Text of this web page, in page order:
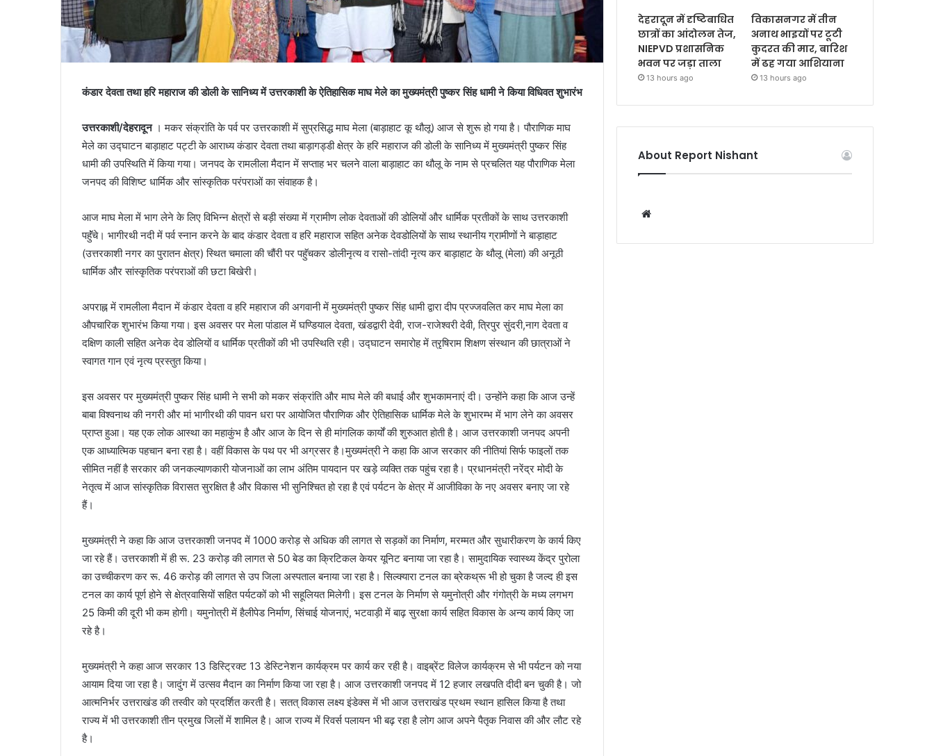
कंडार देवता तथा हरि महाराज की डोली के सानिध्य में उत्तरकाशी के ऐतिहासिक माघ मेले का मुख्यमंत्री पुष्कर सिंह धामी ने किया विधिवत शुभारंभ
उत्तरकाशी/देहरादून। मकर संक्रांति के पर्व पर उत्तरकाशी में सुप्रसिद्ध माघ मेला (बाड़ाहाट कू थौलू) आज से शुरू हो गया है। पौराणिक माघ
मेले का उद्घाटन बाड़ाहाट पट्टी के आराध्य कंडार देवता तथा बाड़ागड्डी क्षेत्र के हरि महाराज की डोली के सानिध्य में मुख्यमंत्री पुष्कर सिंह
धामी की उपस्थिति में किया गया। जनपद के रामलीला मैदान में सप्ताह भर चलने वाला बाड़ाहाट का थौलू के नाम से प्रचलित यह पौराणिक मेला
जनपद की विशिष्ट धार्मिक और सांस्कृतिक परंपराओं का संवाहक है।
आज माघ मेला में भाग लेने के लिए विभिन्न क्षेत्रों से बड़ी संख्या में ग्रामीण लोक देवताओं की डोलियों और धार्मिक प्रतीकों के साथ उत्तरकाशी
पहॅुंचे। भागीरथी नदी में पर्व स्नान करने के बाद कंडार देवता व हरि महाराज सहित अनेक देवडोलियों के साथ स्थानीय ग्रामीणों ने बाड़ाहाट
(उत्तरकाशी नगर का पुरातन क्षेत्र) स्थित चमाला की चौंरी पर पहॅुचकर डोलीनृत्य व रासो-तांदी नृत्य कर बाड़ाहाट के थौलू (मेला) की अनूठी
धार्मिक और सांस्कृतिक परंपराओं की छटा बिखेरी।
अपराह्न में रामलीला मैदान में कंडार देवता व हरि महाराज की अगवानी में मुख्यमंत्री पुष्कर सिंह धामी द्वारा दीप प्रज्जवलित कर माघ मेला का
औपचारिक शुभारंभ किया गया। इस अवसर पर मेला पांडाल में घण्डियाल देवता, खंडद्वारी देवी, राज-राजेश्वरी देवी, त्रिपुर सुंदरी,नाग देवता व
दक्षिण काली सहित अनेक देव डोलियों व धार्मिक प्रतीकों की भी उपस्थिति रही। उद्घाटन समारोह में त्रृषिराम शिक्षण संस्थान की छात्राओं ने
स्वागत गान एवं नृत्य प्रस्तुत किया।
इस अवसर पर मुख्यमंत्री पुष्कर सिंह धामी ने सभी को मकर संक्रांति और माघ मेले की बधाई और शुभकामनाएं दी। उन्होंने कहा कि आज उन्हें
बाबा विश्वनाथ की नगरी और मां भागीरथी की पावन धरा पर आयोजित पौराणिक और ऐतिहासिक धार्मिक मेले के शुभारम्भ में भाग लेने का अवसर
प्राप्त हुआ। यह एक लोक आस्था का महाकुंभ है और आज के दिन से ही मांगलिक कार्यों की शुरुआत होती है। आज उत्तरकाशी जनपद अपनी
एक आध्यात्मिक पहचान बना रहा है। वहीं विकास के पथ पर भी अग्रसर है।मुख्यमंत्री ने कहा कि आज सरकार की नीतियां सिर्फ फाइलों तक
सीमित नहीं है सरकार की जनकल्याणकारी योजनाओं का लाभ अंतिम पायदान पर खड़े व्यक्ति तक पहुंच रहा है। प्रधानमंत्री नरेंद्र मोदी के
नेतृत्व में आज सांस्कृतिक विरासत सुरक्षित है और विकास भी सुनिश्चित हो रहा है एवं पर्यटन के क्षेत्र में आजीविका के नए अवसर बनाए जा रहे
हैं।
मुख्यमंत्री ने कहा कि आज उत्तरकाशी जनपद में 1000 करोड़ से अधिक की लागत से सड़कों का निर्माण, मरम्मत और सुधारीकरण के कार्य किए
जा रहे हैं। उत्तरकाशी में ही रू. 23 करोड़ की लागत से 50 बेड का क्रिटिकल केयर यूनिट बनाया जा रहा है। सामुदायिक स्वास्थ्य केंद्र पुरोला
का उच्चीकरण कर रू. 46 करोड़ की लागत से उप जिला अस्पताल बनाया जा रहा है। सिल्क्यारा टनल का ब्रेकथ्रू भी हो चुका है जल्द ही इस
टनल का कार्य पूर्ण होने से क्षेत्रवासियों सहित पर्यटकों को भी सहूलियत मिलेगी। इस टनल के निर्माण से यमुनोत्री और गंगोत्री के मध्य लगभग
25 किमी की दूरी भी कम होगी। यमुनोत्री में हैलीपेड निर्माण, सिंचाई योजनाएं, भटवाड़ी में बाढ़ सुरक्षा कार्य सहित विकास के अन्य कार्य किए जा
रहे है।
मुख्यमंत्री ने कहा आज सरकार 13 डिस्ट्रिक्ट 13 डेस्टिनेशन कार्यक्रम पर कार्य कर रही है। वाइब्रेंट विलेज कार्यक्रम से भी पर्यटन को नया
आयाम दिया जा रहा है। जादुंग में उत्सव मैदान का निर्माण किया जा रहा है। आज उत्तरकाशी जनपद में 12 हजार लखपति दीदी बन चुकी है। जो
आत्मनिर्भर उत्तराखंड की तस्वीर को प्रदर्शित करती है। सतत् विकास लक्ष्य इंडेक्स में भी आज उत्तराखंड प्रथम स्थान हासिल किया है तथा
राज्य में भी उत्तरकाशी तीन प्रमुख जिलों में शामिल है। आज राज्य में रिवर्स पलायन भी बढ़ रहा है लोग आज अपने पैतृक निवास की और लौट रहे
है।
देहरादून में दृष्टिबाधित
छात्रों का आंदोलन तेज,
NIEPVD प्रशासनिक
भवन पर जड़ा ताला
13 hours ago
विकासनगर में तीन
अनाथ भाइयों पर टूटी
कुदरत की मार, बारिश
में ढह गया आशियाना
13 hours ago
About Report Nishant
b